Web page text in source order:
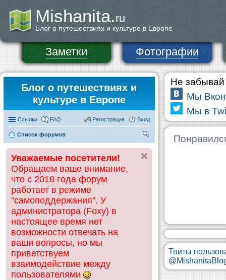
Mishanita.ru
Блог о путешествиях и культуре в Европе
Заметки Фотографии
Блог о путешествиях и
культуре в Европе
Ссылки FAQ Вход
Регистрация
Список форумов
ск
Уважаемые посетители!
Обращаем ваше внимание,
что с 2018 года форум
работает в режиме
"самоподдержания". У
администратора (Foxy) в
настоящее время нет
возможности отвечать на
ваши вопросы, но мы
приветствуем
взаимодействие между
пользователями
Не забывай
Мы
Мы в
Твиты